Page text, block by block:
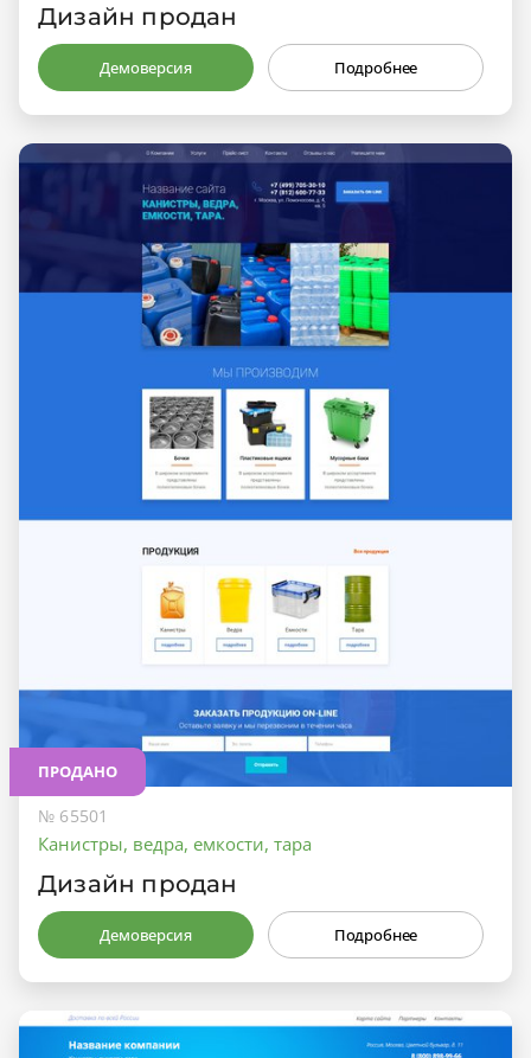
Дизайн продан
Демоверсия Подробнее
ПРОДАНО
№ 65501
Канистры, ведра, емкости, тара
Дизайн продан
Демоверсия Подробнее